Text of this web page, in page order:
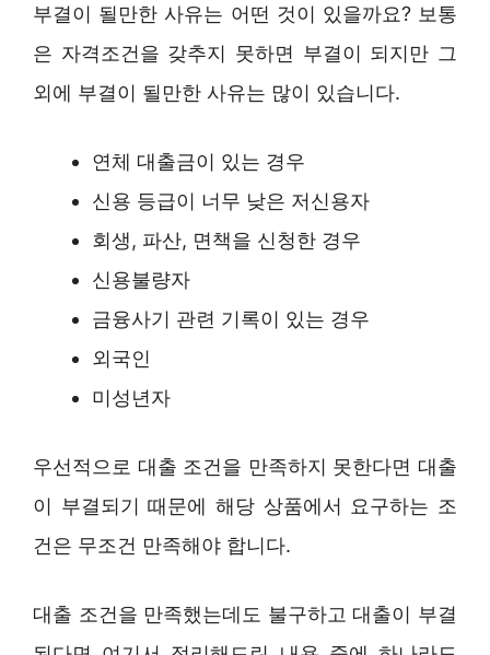
부결이 될만한 사유는 어떤 것이 있을까요? 보통
은 자격조건을 갖추지 못하면 부결이 되지만 그
외에 부결이 될만한 사유는 많이 있습니다.
연체 대출금이 있는 경우
신용 등급이 너무 낮은 저신용자
회생, 파산, 면책을 신청한 경우
신용불량자
금융사기 관련 기록이 있는 경우
외국인
미성년자
우선적으로 대출 조건을 만족하지 못한다면 대출
이 부결되기 때문에 해당 상품에서 요구하는 조
건은 무조건 만족해야 합니다.
대출 조건을 만족했는데도 불구하고 대출이 부결